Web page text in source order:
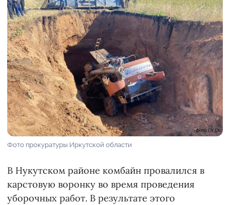
Фото прокуратуры Иркутской области
В Нукутском районе комбайн провалился в
карстовую воронку во время проведения
уборочных работ. В результате этого